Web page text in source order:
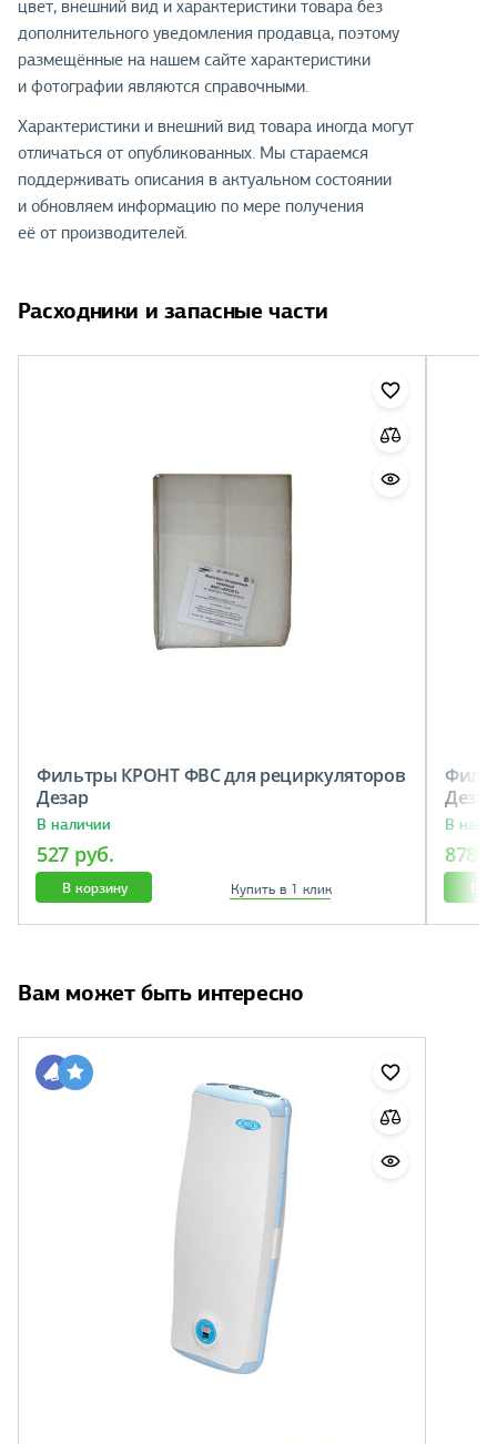
цвет, внешний вид и характеристики товара без
дополнительного уведомления продавца, поэтому
размещённые на нашем сайте характеристики
и фотографии являются справочными.
Характеристики и внешний вид товара иногда могут
отличаться от опубликованных. Мы стараемся
поддерживать описания в актуальном состоянии
и обновляем информацию по мере получения
её от производителей.
Расходники и запасные части
Фильтры КРОНТ ФВС для рециркуляторов
Дезар
В наличии
527 руб.
В корзину Купить в 1 клик
Дезар
В
878
В
Вам может быть интересно